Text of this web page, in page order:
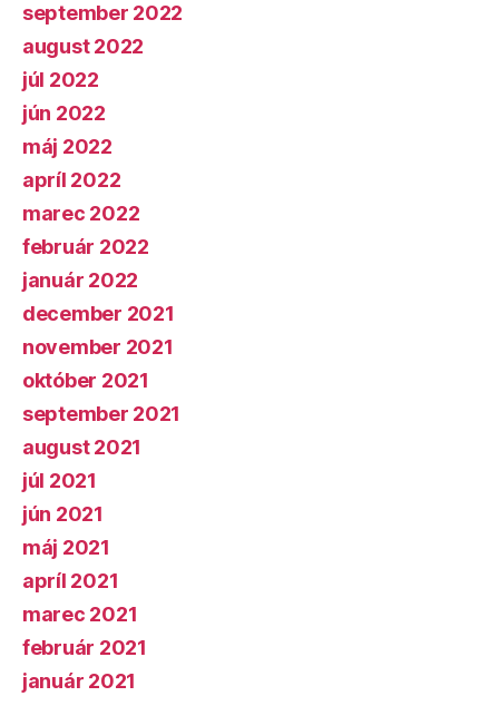
september 2022
august 2022
júl 2022
jún 2022
máj 2022
apríl 2022
marec 2022
február 2022
január 2022
december 2021
november 2021
október 2021
september 2021
august 2021
júl 2021
jún 2021
máj 2021
apríl 2021
marec 2021
február 2021
január 2021